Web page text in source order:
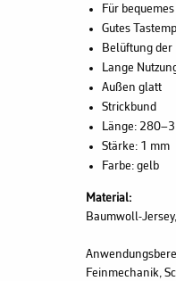
Für
Gutes
Belüftung der
Lange
Außen glatt
Strickbund
Länge:
Stärke: 1 mm
Farbe: gelb
Material:
Baumwoll-
Feinmechanik,